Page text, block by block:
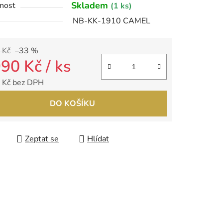
Skladem (1 ks)
NB-KK-1910 CAMEL
–33 %
Kč/ ks
bez DPH
DO KOŠÍKU
Zeptat se Hlídat